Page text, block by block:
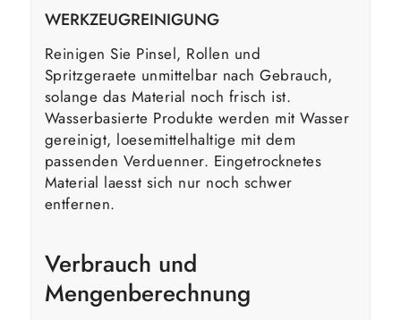
WERKZEUGREINIGUNG
Reinigen Sie Pinsel, Rollen und
Spritzgeraete unmittelbar nach Gebrauch,
solange das Material noch frisch ist.
Wasserbasierte Produkte werden mit Wasser
gereinigt, loesemittelhaltige mit dem
passenden Verduenner. Eingetrocknetes
Material laesst sich nur noch schwer
entfernen.
Verbrauch und
Mengenberechnung